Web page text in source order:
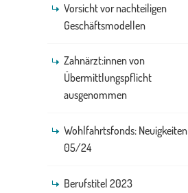
Vorsicht vor nachteiligen
Geschäftsmodellen
Zahnärzt:innen von
Übermittlungspflicht
ausgenommen
Wohlfahrtsfonds: Neuigkeiten
05/24
Berufstitel 2023